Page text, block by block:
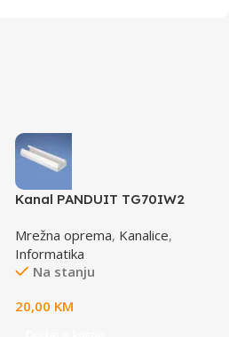
Kanal PANDUIT TG70IW2
Mrežna oprema, Kanalice,
Informatika
Na stanju
20,00 KM